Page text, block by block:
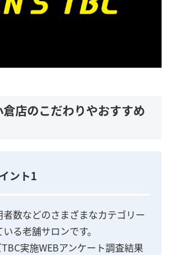
倉店のこだわりやおすすめ
ント1
数などのさまざまなカテゴリー
る老舗サロンです。
実施WEBアンケート調査結果